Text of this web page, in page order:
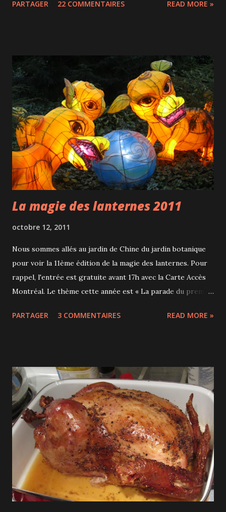
Urbamedia , Urbaine , Unjour-Montreal , Ty , Titem , Thib ,
Onee-Chan , Noon , Nomade57 , Nolwenn , Niwatori ,
Nathalie , Mérantaise , M'dameJo , Maureen , Marion ,
Manola , Mandy , MagetsonMagàlire , magda627 , M ,
LucileetRod , leviacarmina , lesegarten , LeLoutronGlouton
, L'azimutée , Laure , Laurabreizh , LaParigina , LaPapote ,
LaMadame , LaFilledel'Air , Kyn , Krn , Karrijini , jenetdam ,
JeanWILMOTTE , Isabelle , Inesmeralda , Hugo , hibiscus ,
Grignette , G...
PARTAGER 22 COMMENTAIRES READ MORE »
La magie des lanternes 2011
octobre 12, 2011
Nous sommes allés au jardin de Chine du jardin botanique
pour voir la 11ème édition de la magie des lanternes. Pour
rappel, l'entrée est gratuite avant 17h avec la Carte Accès
Montréal. Le thème cette année est « La parade du premier
va pour la troisième année consécutive c'est un peu moins
PARTAGER 3 COMMENTAIRES READ MORE »